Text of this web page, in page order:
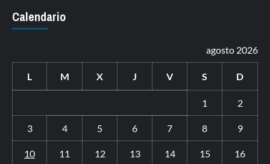
Calendario
agosto 2026
L M X J V S D
1 2
3 4 5 6 7 8 9
10 11 12 13 14 15 16